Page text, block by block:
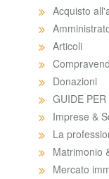
Acquisto
Articoli
Donazioni
GUIDE
Imprese &
La
Matrimonio
Mercato